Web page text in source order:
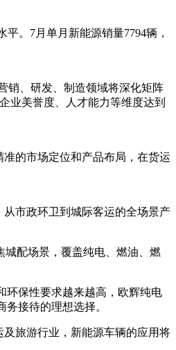
。7月单月新能源销量7794辆，
销、研发、制造领域将深化矩阵
业美誉度、人才能力等维度达到
的市场定位和产品布局，在货运
市政环卫到城际客运的全场景产
城配场景，覆盖纯电、燃油、燃
环保性要求越来越高，欧辉纯电
接待的理想选择。
旅游行业，新能源车辆的应用将